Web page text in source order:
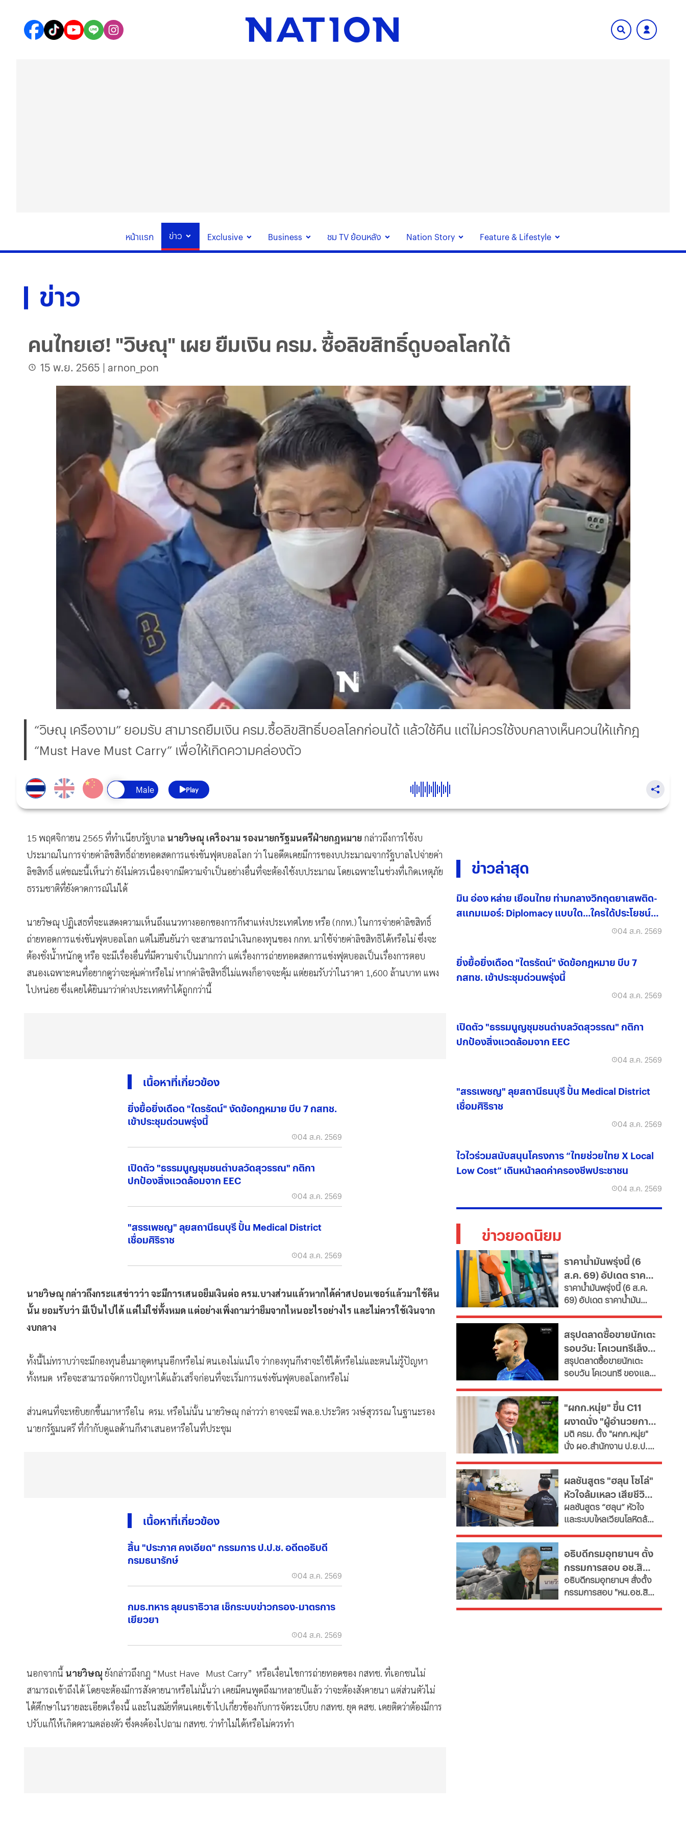
หน้าแรก ข่าว Exclusive Business ชม TV ย้อนหลัง Nation Story Feature & Lifestyle
ข่าว
คนไทยเฮ! "วิษณุ" เผย ยืมเงิน ครม. ซื้อลิขสิทธิ์ดูบอลโลกได้
15 พ.ย. 2565 | arnon_pon
“วิษณุ เครืองาม” ยอมรับ สามารถยืมเงิน ครม.ซื้อลิขสิทธิ์บอลโลกก่อนได้ แล้วใช้คืน แต่ไม่ควรใช้งบกลางเห็นควนให้แก้กฎ
“Must Have Must Carry” เพื่อให้เกิดความคล่องตัว
Play
15 พฤศจิกายน 2565 ที่ทำเนียบรัฐบาล นายวิษณุ เครืองาม รองนายกรัฐมนตรีฝ่ายกฎหมาย กล่าวถึงการใช้งบ
ประมาณในการจ่ายค่าลิขสิทธิ์ถ่ายทอดสดการแข่งขันฟุตบอลโลก ว่า ในอดีตเคยมีการของบประมาณจากรัฐบาลไปจ่ายค่า
ลิขสิทธิ์ แต่ขณะนี้เห็นว่า ยังไม่ควรเนื่องจากมีความจำเป็นอย่างอื่นที่จะต้องใช้งบประมาณ โดยเฉพาะในช่วงที่เกิดเหตุภัย
ธรรมชาติที่ยังคาดการณ์ไม่ได้
นายวิษณุ ปฏิเสธที่จะแสดงความเห็นถึงแนวทางออกของการกีฬาแห่งประเทศไทย หรือ (กกท.) ในการจ่ายค่าลิขสิทธิ์
ถ่ายทอดการแข่งขันฟุตบอลโลก แต่​ไม่ยืนยันว่า จะสามารถนำเงินกองทุนของ กกท. มาใช้จ่ายค่าลิขสิทธิได้หรือไม่ ซึ่งจะ
ต้องชั่งน้ำหนักดู หรือ จะมีเรื่องอื่นที่มีความจำเป็นมากกว่า แต่เรื่องการถ่ายทอดสดการแข่งฟุตบอลเป็นเรื่องการตอบ
สนองเฉพาะคนที่อยากดูว่าจะคุ่มค่าหรือไม่ หากค่าลิขสิทธิ์ไม่แพงก็อาจจะคุ้ม แต่ยอมรับว่าในราคา 1,600 ล้านบาท แพง
ไปหน่อย ซึ่งเคยได้ยินมาว่าต่างประเทศทำได้ถูกกว่านี้
เนื้อหาที่เกี่ยวข้อง
ยิ่งยื้อยิ่งเดือด "ไตรรัตน์" งัดข้อกฎหมาย บีบ 7 กสทช.
เข้าประชุมด่วนพรุ่งนี้
04 ส.ค. 2569
เปิดตัว "ธรรมนูญชุมชนตำบลวัดสุวรรณ" กติกา
ปกป้องสิ่งแวดล้อมจาก EEC
04 ส.ค. 2569
"สรรเพชญ" ลุยสถานีธนบุรี ปั้น Medical District
เชื่อมศิริราช
04 ส.ค. 2569
นายวิษณุ​ กล่าวถึงกระแสข่าวว่า จะมีการเสนอยืมเงินต่อ​ ครม.บางส่วนแล้วหากได้ค่าสปอนเซอร์แล้วมาใช้คืน
นั้น ยอมรับว่า​ มีเป็นไปได้ แต่ไม่ใช่ทั้งหมด แต่อย่างเพิ่งถามว่ายืมจากไหนอะไรอย่างไร และไม่ควรใช้เงินจาก
งบกลาง
ทั้งนี้ไม่ทราบว่าจะมีกองทุนอื่นมาอุดหนุนอีกหรือไม่ ตนเองไม่แน่ใจ ว่ากองทุนกีฬาจะใช้ได้หรือไม่และตนไม่รู้ปัญหา
ทั้งหมด หรือจะสามารถจัดการปัญหาได้แล้วเสร็จก่อนที่จะเริ่มการแข่งขันฟุตบอลโลกหรือไม่
ส่วนคนที่จะหยิบยกขึ้นมาหารือใน ครม. หรือไม่นั้น นายวิษณุ​ กล่าวว่า​ อาจจะมี พล.อ.ประวิตร วงษ์สุวรรณ ในฐานะรอง
นายกรัฐมนตรี​ ที่กำกับดูแลด้านกีฬาเสนอหารือในที่ประชุม
เนื้อหาที่เกี่ยวข้อง
สิ้น "ประภาศ คงเอียด" กรรมการ ป.ป.ช. อดีตอธิบดี
กรมธนารักษ์
04 ส.ค. 2569
กมธ.ทหาร ลุยนราธิวาส เช็กระบบข่าวกรอง-มาตรการ
เยียวยา
04 ส.ค. 2569
นอกจากนี้​ นายวิษณุ​ ยังกล่าวถึง​กฎ “Must Have Must Carry” หรือเงื่อนไขการถ่ายทอดของ กสทช. ที่เอกชนไม่
สามารถเข้าถึงได้ โดยจะต้องมีการสังคายนาหรือไม่นั้นว่า เคยมีคนพูดถึงมาหลายปีแล้ว ว่าจะต้องสังคายนา แต่ส่วนตัวไม่
ได้ศึกษาในรายละเอียดเรื่องนี้ และในสมัยที่ตนเคยเข้าไปเกี่ยวข้องกับการจัดระเบียบ​ กสทช. ยุค คสช. เคยติดว่าต้องมีการ
ปรับแก้ให้เกิดความคล่องตัว ซึ่งคงค้องไปถาม กสทช.​ ว่าทำไม่ได้หรือไม่ควรทำ
ข่าวล่าสุด
มิน อ่อง หล่าย เยือนไทย ท่ามกลางวิกฤตยาเสพติด-
สแกมเมอร์: Diplomacy แบบใด...ใครได้ประโยชน์
04 ส.ค. 2569
ยิ่งยื้อยิ่งเดือด "ไตรรัตน์" งัดข้อกฎหมาย บีบ 7
กสทช. เข้าประชุมด่วนพรุ่งนี้
04 ส.ค. 2569
เปิดตัว "ธรรมนูญชุมชนตำบลวัดสุวรรณ" กติกา
ปกป้องสิ่งแวดล้อมจาก EEC
04 ส.ค. 2569
"สรรเพชญ" ลุยสถานีธนบุรี ปั้น Medical District
เชื่อมศิริราช
04 ส.ค. 2569
ไวไวร่วมสนับสนุนโครงการ “ไทยช่วยไทย X Local
Low Cost” เดินหน้าลดค่าครองชีพประชาชน
04 ส.ค. 2569
ข่าวยอดนิยม
ราคาน้ำมันพรุ่งนี้ (6
ส.ค. 69) อัปเดต ราคา
น้ำมันล่าสุด จากปั๊ม
ใหญ่
ราคาน้ำมันพรุ่งนี้ (6 ส.ค.
69) อัปเดต ราคาน้ำมัน
ขนาดใหญ่ มีทั้งราคาน้ำมัน
ดีเซล เบนซิน และ แก๊สโซ
ฮอล์
สรุปตลาดซื้อขายนักเตะ
รอบวัน: โคเวนทรีเล็ง
"มูดริก" สาลิกาปัดปืน
ซื้อ "กิมาไรส์"
สรุปตลาดซื้อขายนักเตะ
รอบวัน โคเวนทรี ของแลม
ด้านสาลิกาดงปัดข้อเสนอ
แรกจาก อาร์เซนอล ในการ
ล่าตัว "กิมาไรส์" ขณะที่ โค
โม่ ปิดดีล "ชาโลบาห์"
"ผกก.หนุ่ย" ขึ้น C11
ผงาดนั่ง "ผู้อำนวยการ
ป.ย.ป."
มติ ครม. ตั้ง "ผกก.หนุ่ย"
นั่ง ผอ.สำนักงาน ป.ย.ป.
กมธ.งบประมาณ 2570
เสนอยุบเลิกหน่วยงาน
เนื่องจากภารกิจซ้ำซ้อน
ผลชันสูตร "ฮลุน โซโล่"
หัวใจล้มเหลว เสียชีวิต
ยังไม่ตัดปมสารพิษ
ผลชันสูตร “ฮลุน” หัวใจ
และระบบไหลเวียนโลหิตล้ม
พิษและอื่นๆ รอผลตรวจ
จาก "จอร์เจีย" เทียบเคียง
ญาติเตรียมรับร่างกลับ
บำเพ็ญกุศลที่บ้านเกิด
อธิบดีกรมอุทยานฯ ตั้ง
กรรมการสอบ อช.สิมิ
ลัน ให้วีระ พักแรม 4 ปี
ก่อน
อธิบดีกรมอุทยานฯ​ สั่งตั้ง
กรรมการสอบ "หน.อช.สิมิ